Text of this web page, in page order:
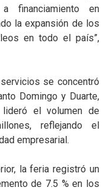
financiamiento en
la expansión de los
en todo el país”,
se concentró
Domingo y Duarte,
el volumen de
reflejando el
empresarial.
la feria registró un
de 7.5 % en los